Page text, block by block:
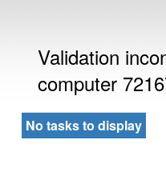
Validation
computer
No tasks to display